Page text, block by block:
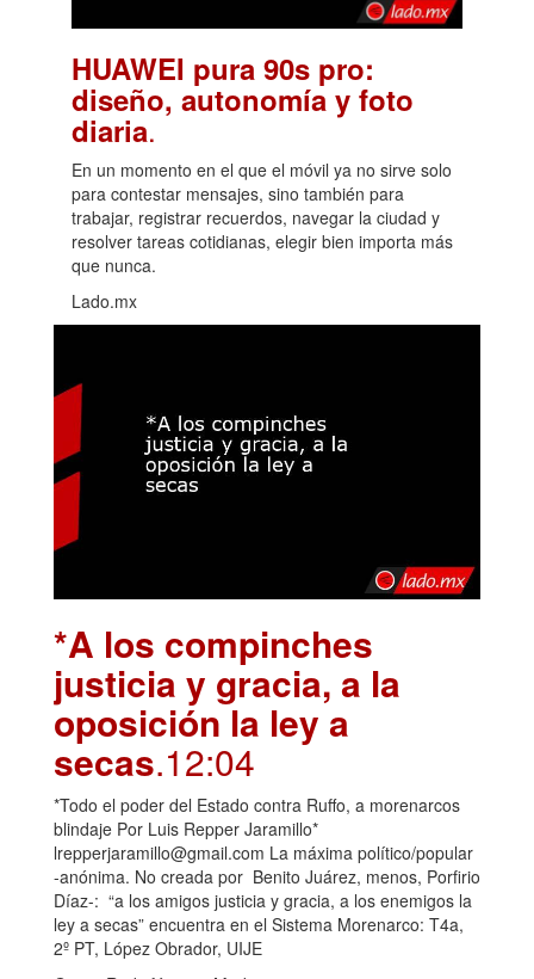
HUAWEI pura 90s pro:
diseño, autonomía y foto
diaria.
En un momento en el que el móvil ya no sirve solo
para contestar mensajes, sino también para
trabajar, registrar recuerdos, navegar la ciudad y
resolver tareas cotidianas, elegir bien importa más
que nunca.
Lado.mx
*A los compinches
justicia y gracia, a la
oposición la ley a
secas.12:04
*Todo el poder del Estado contra Ruffo, a morenarcos
blindaje Por Luis Repper Jaramillo*
lrepperjaramillo@gmail.com La máxima político/popular
-anónima. No creada por Benito Juárez, menos, Porfirio
Díaz-: “a los amigos justicia y gracia, a los enemigos la
ley a secas” encuentra en el Sistema Morenarco: T4a,
2º PT, López Obrador, UIJE